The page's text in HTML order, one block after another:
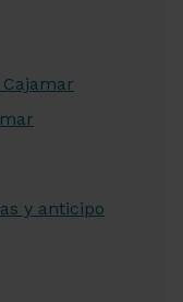
y anticipo